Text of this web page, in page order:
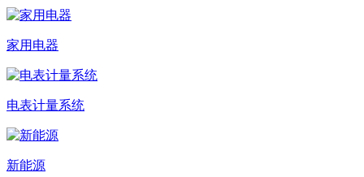
家用电器
电表计量系统
新能源